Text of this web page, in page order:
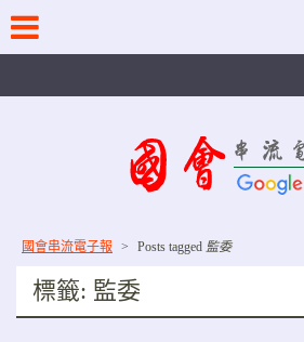
content
國會串流電子報 > Posts tagged 監委
標籤: 監委